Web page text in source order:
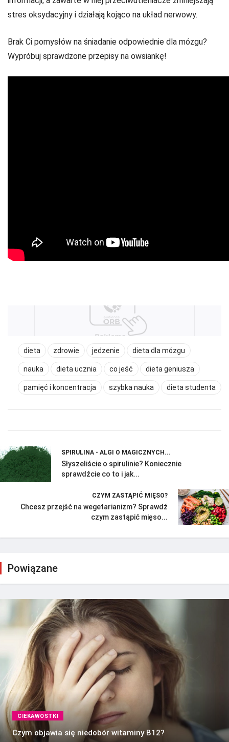
stres oksydacyjny i działają kojąco na układ nerwowy.
Brak Ci pomysłów na śniadanie odpowiednie dla mózgu?
Wypróbuj sprawdzone przepisy na owsiankę!
dieta zdrowie jedzenie dieta dla mózgu
nauka dieta ucznia co jeść dieta geniusza
pamięć i koncentracja szybka nauka dieta studenta
SPIRULINA - ALGI O MAGICZNYCH...
Słyszeliście o spirulinie? Koniecznie
sprawdźcie co to i jak...
CZYM ZASTĄPIĆ MIĘSO?
Chcesz przejść na wegetarianizm? Sprawdź
czym zastąpić mięso...
Powiązane
CIEKAWOSTKI
Czym objawia się niedobór witaminy B12?